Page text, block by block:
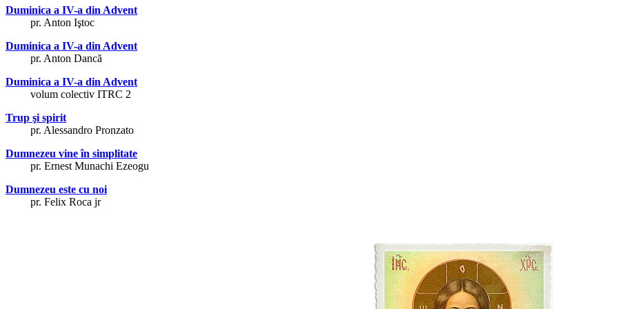
Duminica a IV-a din Advent
pr. Anton Iştoc
Duminica a IV-a din Advent
pr. Anton Dancă
Duminica a IV-a din Advent
volum colectiv ITRC 2
Trup şi spirit
pr. Alessandro Pronzato
Dumnezeu vine în simplitate
pr. Ernest Munachi Ezeogu
Dumnezeu este cu noi
pr. Felix Roca jr